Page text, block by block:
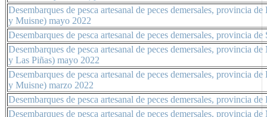
Desembarques de pesca artesanal de peces demersales, provincia
y Muisne) mayo 2022
Desembarques de pesca artesanal de peces demersales, provincia de
Desembarques de pesca artesanal de peces demersales, provincia
y Las Piñas) mayo 2022
Desembarques de pesca artesanal de peces demersales, provincia
y Muisne) marzo 2022
Desembarques de pesca artesanal de peces demersales, provincia
Desembarques de pesca artesanal de peces demersales, provincia